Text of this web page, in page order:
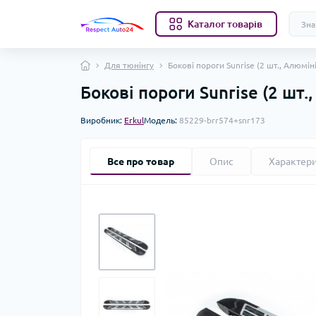
Каталог товарів
Для тюнінгу Бокові пороги Sunrise (2 шт.,
Бокові пороги Sunrise (2
Виробник: ErkulМодель: 85229-brr574+snr173
Все про товар Опис